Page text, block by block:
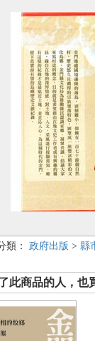
類： 政府出版 > 縣
此商品的人，也